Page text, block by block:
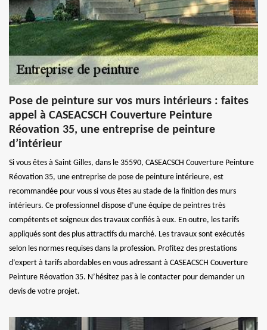
Pose de peinture sur vos murs intérieurs : faites
appel à CASEACSCH Couverture Peinture
Réovation 35, une entreprise de peinture
d’intérieur
Si vous êtes à Saint Gilles, dans le 35590, CASEACSCH Couverture Peinture
Réovation 35, une entreprise de pose de peinture intérieure, est
recommandée pour vous si vous êtes au stade de la finition des murs
intérieurs. Ce professionnel dispose d’une équipe de peintres très
compétents et soigneux des travaux confiés à eux. En outre, les tarifs
appliqués sont des plus attractifs du marché. Les travaux sont exécutés
selon les normes requises dans la profession. Profitez des prestations
d’expert à tarifs abordables en vous adressant à CASEACSCH Couverture
Peinture Réovation 35. N’hésitez pas à le contacter pour demander un
devis de votre projet.